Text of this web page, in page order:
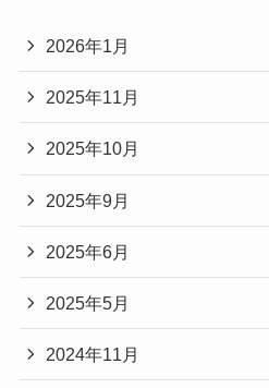
2026年1月
2025年11月
2025年10月
2025年9月
2025年6月
2025年5月
2024年11月